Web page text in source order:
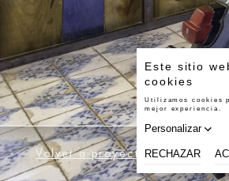
Volver a proyectos